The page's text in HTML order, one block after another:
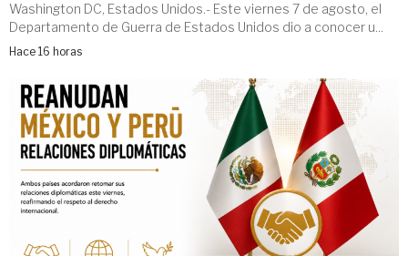
Washington DC, Estados Unidos.- Este viernes 7 de agosto, el
Departamento de Guerra de Estados Unidos dio a conocer u...
Hace 16 horas